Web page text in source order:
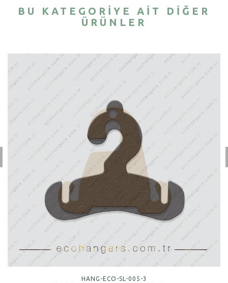
BU KATEGORIYE AIT DIĞER
ÜRÜNLER
HANG-ECO-SL-005-3